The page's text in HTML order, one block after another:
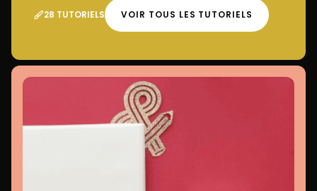
28 TUTORIELS VOIR TOUS LES TUTORIELS